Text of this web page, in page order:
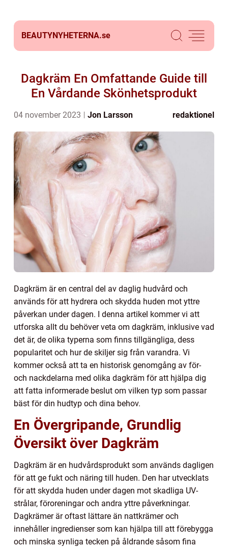
BEAUTYNYHETERNA.se
Dagkräm En Omfattande Guide till
En Vårdande Skönhetsprodukt
04 november 2023 Jon Larsson redaktionel
Dagkräm är en central del av daglig hudvård och
används för att hydrera och skydda huden mot yttre
påverkan under dagen. I denna artikel kommer vi att
utforska allt du behöver veta om dagkräm, inklusive vad
det är, de olika typerna som finns tillgängliga, dess
popularitet och hur de skiljer sig från varandra. Vi
kommer också att ta en historisk genomgång av för-
och nackdelarna med olika dagkräm för att hjälpa dig
att fatta informerade beslut om vilken typ som passar
bäst för din hudtyp och dina behov.
En Övergripande, Grundlig
Översikt över Dagkräm
Dagkräm är en hudvårdsprodukt som används dagligen
för att ge fukt och näring till huden. Den har utvecklats
för att skydda huden under dagen mot skadliga UV-
strålar, föroreningar och andra yttre påverkningar.
Dagkrämer är oftast lättare än nattkrämer och
innehåller ingredienser som kan hjälpa till att förebygga
och minska synliga tecken på åldrande såsom fina